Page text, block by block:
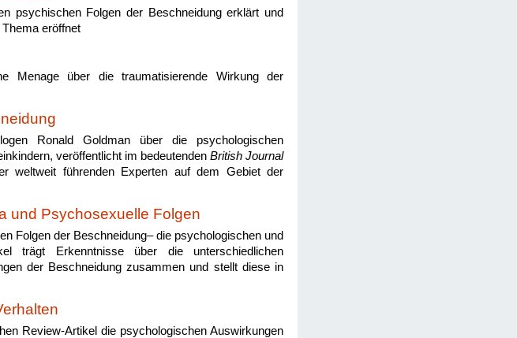
psychischen Folgen der Beschneidung erklärt und
eröffnet
Menage über die traumatisierende Wirkung der
Ronald Goldman über die psychologischen
veröffentlicht im bedeutenden British Journal
weltweit führenden Experten auf dem Gebiet der
und Psychosexuelle Folgen
Folgen der Beschneidung– die psychologischen und
trägt Erkenntnisse über die unterschiedlichen
der Beschneidung zusammen und stellt diese in
Review-Artikel die psychologischen Auswirkungen